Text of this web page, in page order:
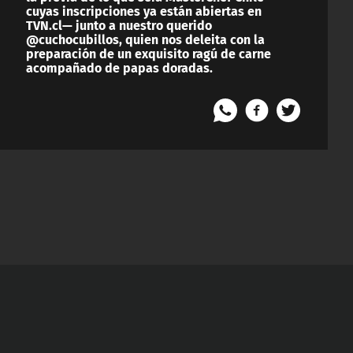
cuyas inscripciones ya están abiertas en
TVN.cl— junto a nuestro querido
@cuchocubillos, quien nos deleita con la
preparación de un exquisito ragú de carne
acompañado de papas doradas.